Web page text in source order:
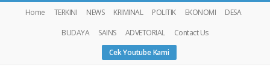
Home TERKINI NEWS KRIMINAL POLITIK EKONOMI
DESA
BUDAYA
SAINS ADVETORIAL
Contact Us
Cek Youtube Kami